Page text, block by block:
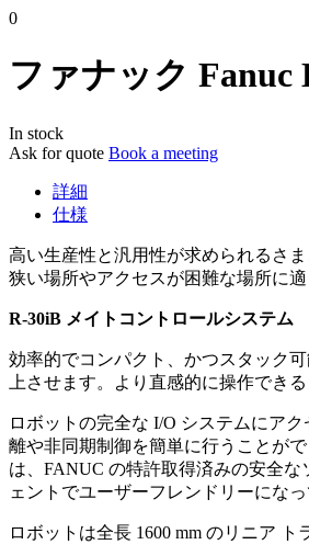
0
ファナック Fanuc
In stock
Ask for quote Book a meeting
詳細
仕様
高い生産性と汎用性が求められるさ
狭い場所やアクセスが困難な場所に
R-30iB メイトコントロールシステム
効率的でコンパクト、かつスタック
上させます。より直感的に操作でき
ロボットの完全な I/O システムにア
離や非同期制御を簡単に行うことが
は、FANUC の特許取得済みの安全
ェントでユーザーフレンドリーになっ
ロボットは全長 1600 mm のリニア ト